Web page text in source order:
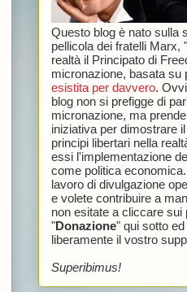
Questo blog è nato sulla
pellicola dei fratelli Marx, "
realtà il Principato di
micronazione, basata su
esistita per davvero.
blog non si prefigge di
micronazione, ma
iniziativa per dimostrare
principi libertari nella
essi l'implementazione
come politica
lavoro di divulgazione
e volete contribuire a
non esitate a cliccare sui
"Donazione" qui sotto
liberamente il vostro
Superibimus!